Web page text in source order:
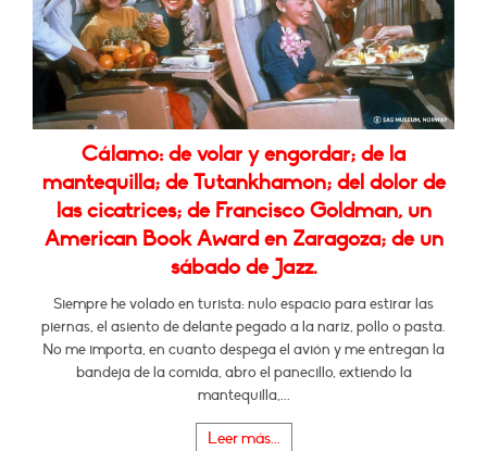
Cálamo: de volar y engordar; de la
mantequilla; de Tutankhamon; del dolor de
las cicatrices; de Francisco Goldman, un
American Book Award en Zaragoza; de un
sábado de Jazz.
Siempre he volado en turista: nulo espacio para estirar las
piernas, el asiento de delante pegado a la nariz, pollo o pasta.
No me importa, en cuanto despega el avión y me entregan la
bandeja de la comida, abro el panecillo, extiendo la
mantequilla,...
Leer más...